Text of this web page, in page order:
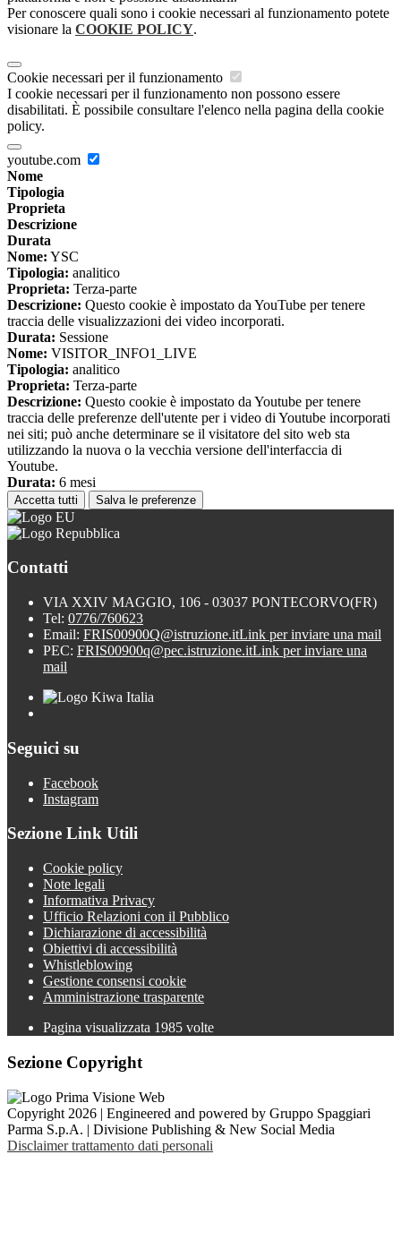
Per conoscere quali sono i cookie necessari al funzionamento potete
visionare la COOKIE POLICY.
Cookie necessari per il funzionamento
I cookie necessari per il funzionamento non possono essere
disabilitati. È possibile consultare l'elenco nella pagina della cookie
policy.
youtube.com
Nome
Tipologia
Proprieta
Descrizione
Durata
Nome: YSC
Tipologia: analitico
Proprieta: Terza-parte
Descrizione: Questo cookie è impostato da YouTube per tenere
traccia delle visualizzazioni dei video incorporati.
Durata: Sessione
Nome: VISITOR_INFO1_LIVE
Tipologia: analitico
Proprieta: Terza-parte
Descrizione: Questo cookie è impostato da Youtube per tenere
traccia delle preferenze dell'utente per i video di Youtube incorporati
nei siti; può anche determinare se il visitatore del sito web sta
utilizzando la nuova o la vecchia versione dell'interfaccia di
Youtube.
Durata: 6 mesi
Accetta tutti Salva le preferenze
Contatti
VIA XXIV MAGGIO, 106 - 03037 PONTECORVO(FR)
Tel: 0776/760623
Email: FRIS00900Q@istruzione.itLink per inviare una mail
PEC: FRIS00900q@pec.istruzione.itLink per inviare una
mail
Seguici su
Facebook
Instagram
Sezione Link Utili
Cookie policy
Note legali
Informativa Privacy
Ufficio Relazioni con il Pubblico
Dichiarazione di accessibilità
Obiettivi di accessibilità
Whistleblowing
Gestione consensi cookie
Amministrazione trasparente
Pagina visualizzata 1985 volte
Sezione Copyright
Copyright 2026 | Engineered and powered by Gruppo Spaggiari
Parma S.p.A. | Divisione Publishing & New Social Media
Disclaimer trattamento dati personali